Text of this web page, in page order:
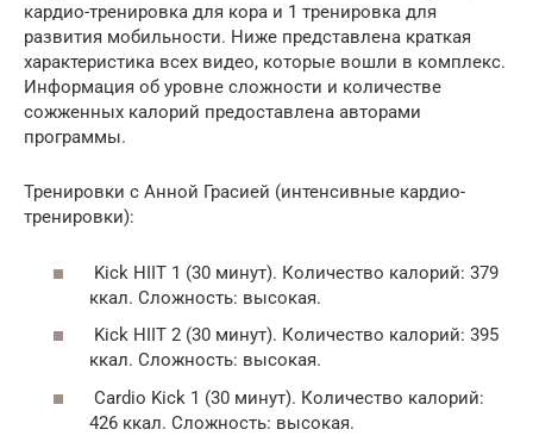
кардио-тренировка для кора и 1 тренировка для
развития мобильности. Ниже представлена краткая
характеристика всех видео, которые вошли в комплекс.
Информация об уровне сложности и количестве
сожженных калорий предоставлена авторами
программы.
Тренировки с Анной Грасией (интенсивные кардио-
тренировки):
Kick HIIT 1 (30 минут). Количество калорий: 379
ккал. Сложность: высокая.
Kick HIIT 2 (30 минут). Количество калорий: 395
ккал. Сложность: высокая.
Cardio Kick 1 (30 минут). Количество калорий:
426 ккал. Сложность: высокая.